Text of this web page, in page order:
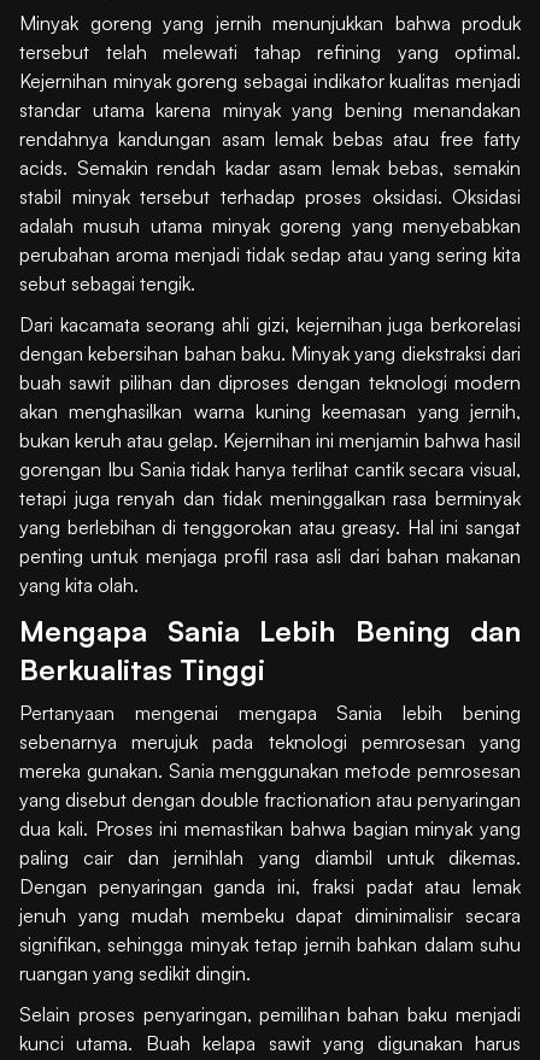
Minyak goreng yang jernih menunjukkan bahwa produk
tersebut telah melewati tahap refining yang optimal.
Kejernihan minyak goreng sebagai indikator kualitas menjadi
standar utama karena minyak yang bening menandakan
rendahnya kandungan asam lemak bebas atau free fatty
acids. Semakin rendah kadar asam lemak bebas, semakin
stabil minyak tersebut terhadap proses oksidasi. Oksidasi
adalah musuh utama minyak goreng yang menyebabkan
perubahan aroma menjadi tidak sedap atau yang sering kita
sebut sebagai tengik.
Dari kacamata seorang ahli gizi, kejernihan juga berkorelasi
dengan kebersihan bahan baku. Minyak yang diekstraksi dari
buah sawit pilihan dan diproses dengan teknologi modern
akan menghasilkan warna kuning keemasan yang jernih,
bukan keruh atau gelap. Kejernihan ini menjamin bahwa hasil
gorengan Ibu Sania tidak hanya terlihat cantik secara visual,
tetapi juga renyah dan tidak meninggalkan rasa berminyak
yang berlebihan di tenggorokan atau greasy. Hal ini sangat
penting untuk menjaga profil rasa asli dari bahan makanan
yang kita olah.
Mengapa Sania Lebih Bening dan
Berkualitas Tinggi
Pertanyaan mengenai mengapa Sania lebih bening
sebenarnya merujuk pada teknologi pemrosesan yang
mereka gunakan. Sania menggunakan metode pemrosesan
yang disebut dengan double fractionation atau penyaringan
dua kali. Proses ini memastikan bahwa bagian minyak yang
paling cair dan jernihlah yang diambil untuk dikemas.
Dengan penyaringan ganda ini, fraksi padat atau lemak
jenuh yang mudah membeku dapat diminimalisir secara
signifikan, sehingga minyak tetap jernih bahkan dalam suhu
ruangan yang sedikit dingin.
Selain proses penyaringan, pemilihan bahan baku menjadi
kunci utama. Buah kelapa sawit yang digunakan harus